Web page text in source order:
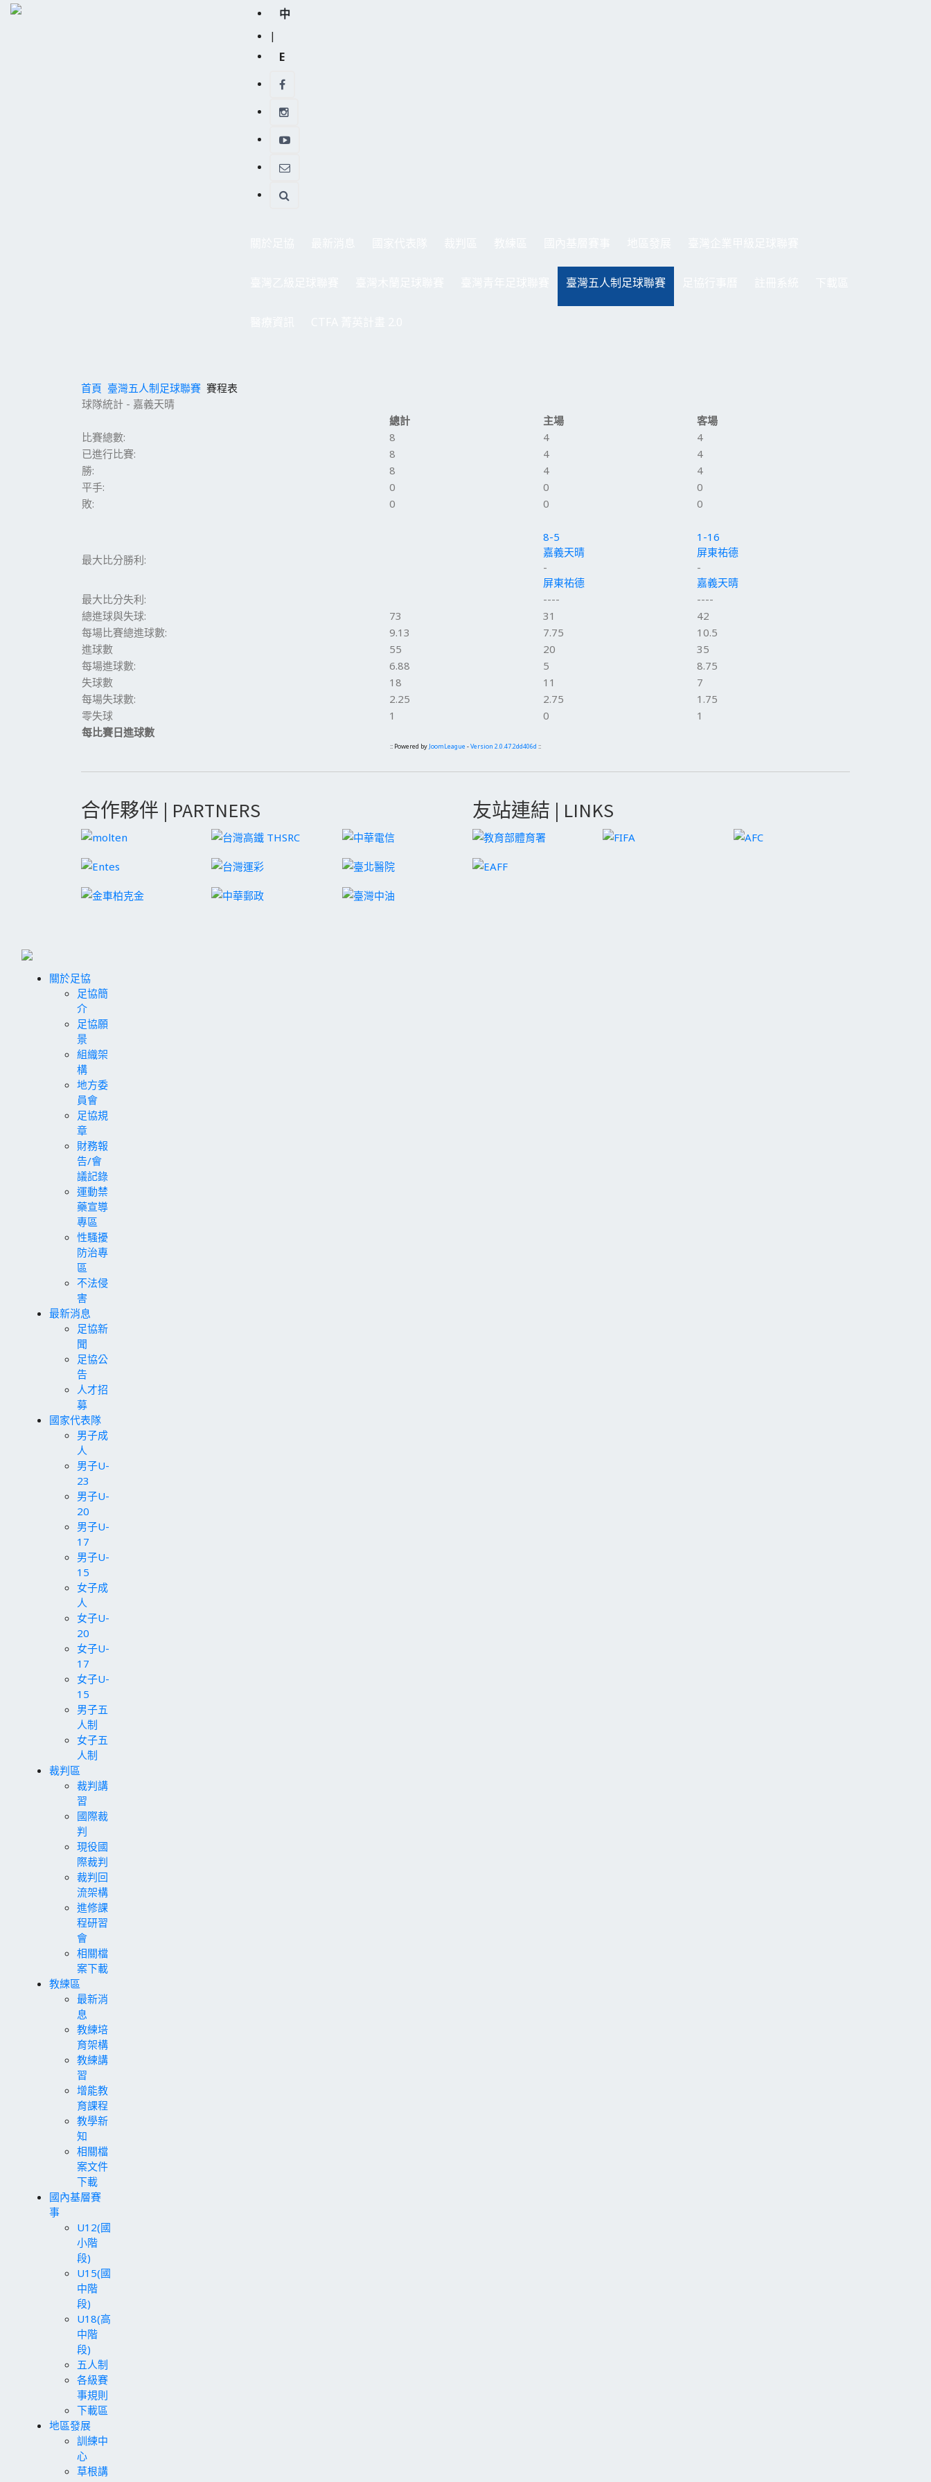
中
|
E
臺灣五人制足球聯賽
首頁 臺灣五人制足球聯賽 賽程表
球隊統計 - 嘉義天晴
總計
主場
客場
比賽總數:
8 4
4
已進行比賽:
8 4
4
勝:
8 4
4
平手:
0 0
0
敗:
0 0 0
最大比分勝利:
8-5
嘉義天晴
-
屏東祐德
1-16
屏東祐德
-
嘉義天晴
最大比分失利:
----
----
總進球與失球:
73 31
42
每場比賽總進球數:
9.13 7.75
10.5
進球數
55 20
35
每場進球數:
6.88 5
8.75
失球數
18 11
7
每場失球數:
2.25 2.75
1.75
零失球
1 0
1
每比賽日進球數
:: Powered by JoomLeague -Version 2.0.47.2dd406d ::
合作夥伴 | PARTNERS 友站連結 | LINKS
關於足協
足協簡
介
足協願
景
組織架
構
地方委
員會
足協規
章
財務報
告/會
議記錄
運動禁
藥宣導
專區
性騷擾
防治專
區
不法侵
害
最新消息
足協新
聞
足協公
告
人才招
募
國家代表隊
男子成
人
男子U-
23
男子U-
20
男子U-
17
男子U-
15
女子成
人
女子U-
20
女子U-
17
女子U-
15
男子五
人制
女子五
人制
裁判區
裁判講
習
國際裁
判
現役國
際裁判
裁判回
流架構
進修課
程研習
會
相關檔
案下載
教練區
最新消
息
教練培
育架構
教練講
習
增能教
育課程
教學新
知
相關檔
案文件
下載
國內基層賽
事
U12(國
小階
段)
U15(國
中階
段)
U18(高
中階
段)
五人制
各級賽
事規則
下載區
地區發展
訓練中
心
草根講